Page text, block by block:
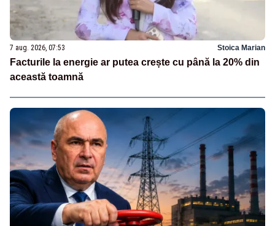
7 aug. 2026, 07:53 Stoica Marian
Facturile la energie ar putea crește cu până la 20% din
această toamnă